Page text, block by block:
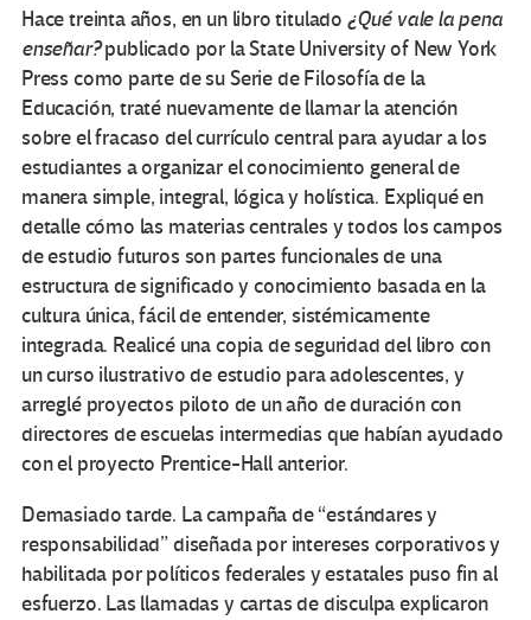
Hace treinta años, en un libro titulado ¿Qué vale la pena
enseñar?publicado por la State University of New York
Press como parte de su Serie de Filosofía de la
Educación, traté nuevamente de llamar la atención
sobre el fracaso del currículo central para ayudar a los
estudiantes a organizar el conocimiento general de
manera simple, integral, lógica y holística. Expliqué en
detalle cómo las materias centrales y todos los campos
de estudio futuros son partes funcionales de una
estructura de significado y conocimiento basada en la
cultura única, fácil de entender, sistémicamente
integrada. Realicé una copia de seguridad del libro con
un curso ilustrativo de estudio para adolescentes, y
arreglé proyectos piloto de un año de duración con
directores de escuelas intermedias que habían ayudado
con el proyecto Prentice-Hall anterior.
Demasiado tarde. La campaña de “estándares y
responsabilidad” diseñada por intereses corporativos y
habilitada por políticos federales y estatales puso fin al
esfuerzo. Las llamadas y cartas de disculpa explicaron